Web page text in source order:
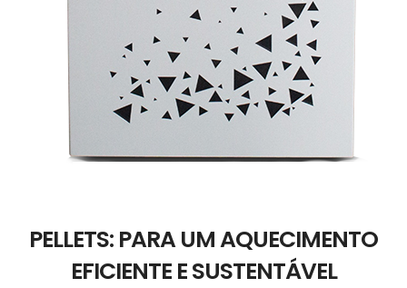
PELLETS: PARA UM AQUECIMENTO
EFICIENTE E SUSTENTÁVEL